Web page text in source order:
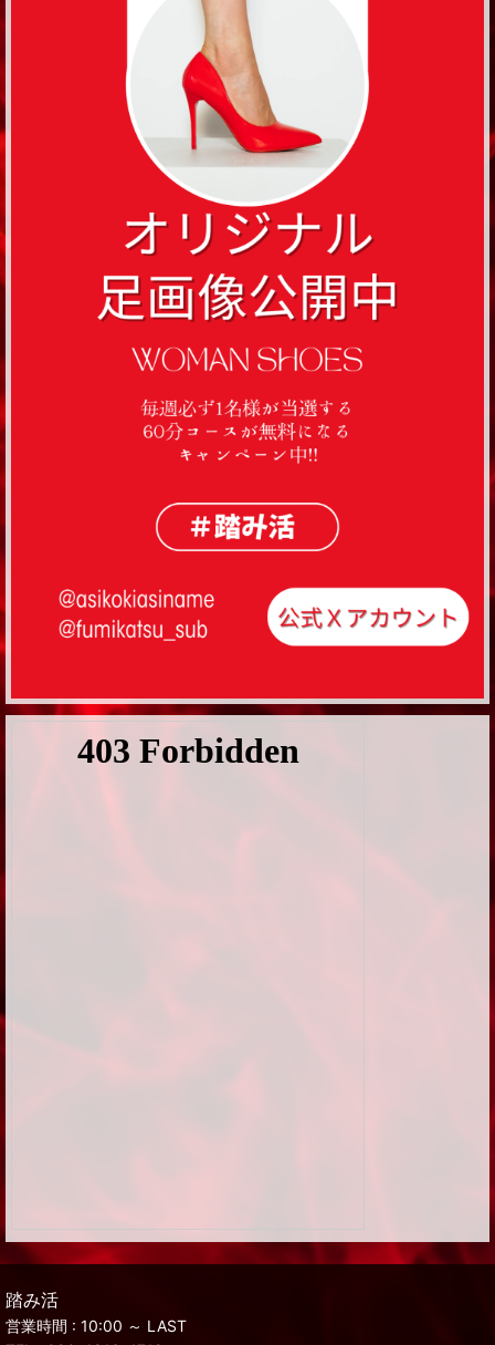
踏み活
営業時間 : 10:00 ～ LAST